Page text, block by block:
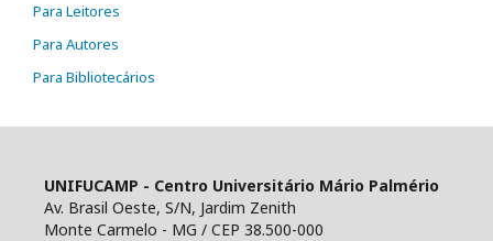
Para Leitores
Para Autores
Para Bibliotecários
UNIFUCAMP - Centro Universitário Mário Palmério
Av. Brasil Oeste, S/N, Jardim Zenith
Monte Carmelo - MG / CEP 38.500-000